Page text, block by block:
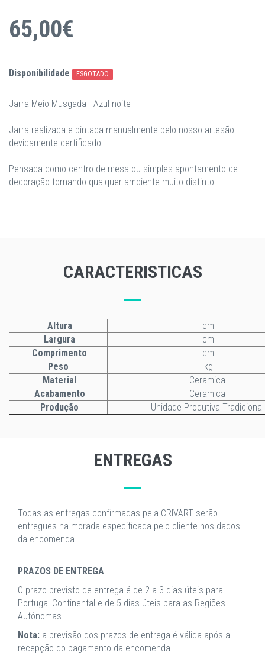
65,00€
Disponibilidade ESGOTADO
Jarra Meio Musgada - Azul noite
Jarra realizada e pintada manualmente pelo nosso artesão
devidamente certificado.
Pensada como centro de mesa ou simples apontamento de
decoração tornando qualquer ambiente muito distinto.
CARACTERISTICAS
Altura
cm
Largura
cm
Comprimento
cm
Peso
kg
Material
Ceramica
Acabamento
Ceramica
Produção
Unidade Produtiva Tradicional
ENTREGAS
Todas as entregas confirmadas pela CRIVART serão
entregues na morada especificada pelo cliente nos dados
da encomenda.
PRAZOS DE ENTREGA
O prazo previsto de entrega é de 2 a 3 dias úteis para
Portugal Continental e de 5 dias úteis para as Regiões
Autónomas.
Nota: a previsão dos prazos de entrega é válida após a
recepção do pagamento da encomenda.